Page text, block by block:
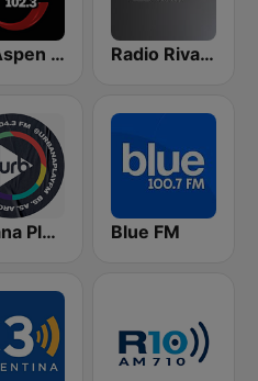
FM Aspen 102.3 Radio Rivadavia 630 AM
Urbana Play 104.3 FM Blue FM